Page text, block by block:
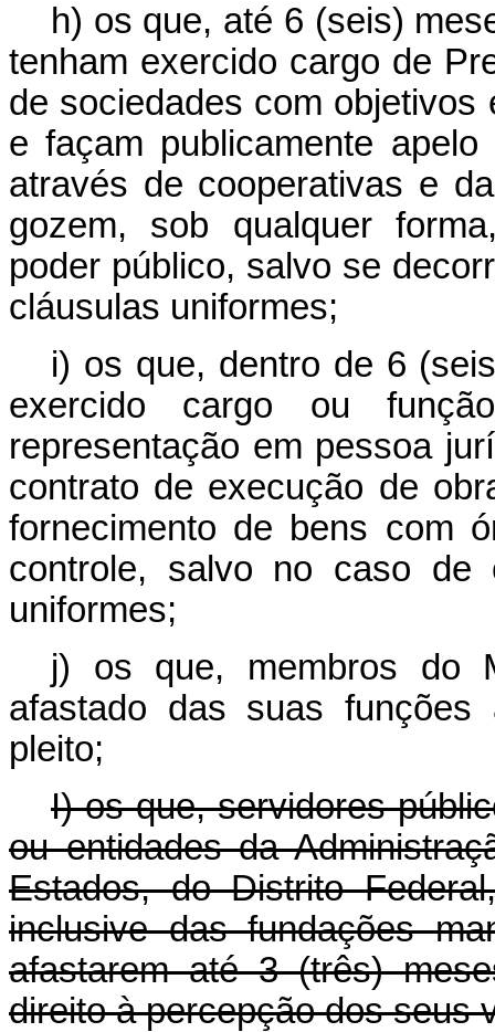
h) os que, até 6 (seis)
tenham exercido cargo de
de sociedades com
e façam publicamente
através de cooperativas e
gozem, sob qualquer
poder público, salvo se
cláusulas uniformes;
i) os que, dentro de 6
exercido cargo ou
representação em pessoa
contrato de execução de
fornecimento de bens com
controle, salvo no caso de
uniformes;
j) os que, membros do
afastado das suas
pleito;
I) os que, servidores
ou entidades da
Estados, do Distrito
inclusive das fundações
afastarem até 3 (três)
direito à percepção dos seus